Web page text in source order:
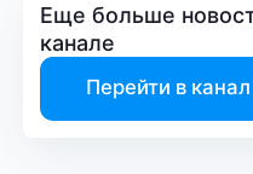
Еще больше
канале
Перейти в канал